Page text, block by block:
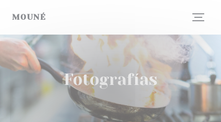
MOUNÉ
Fotografías